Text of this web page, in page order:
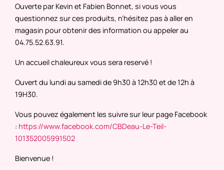
Ouverte par Kevin et Fabien Bonnet, si vous vous
questionnez sur ces produits, n’hésitez pas à aller en
magasin pour obtenir des information ou appeler au
04.75.52.63.91.
Un accueil chaleureux vous sera reservé !
Ouvert du lundi au samedi de 9h30 à 12h30 et de 12h à
19H30.
Vous pouvez également les suivre sur leur page Facebook
: https://www.facebook.com/CBDeau-Le-Teil-
101352005991502
Bienvenue !